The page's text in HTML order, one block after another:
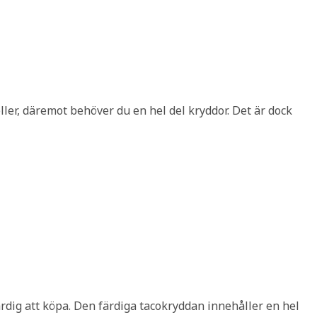
däremot behöver du en hel del kryddor. Det är dock
att köpa. Den färdiga tacokryddan innehåller en hel